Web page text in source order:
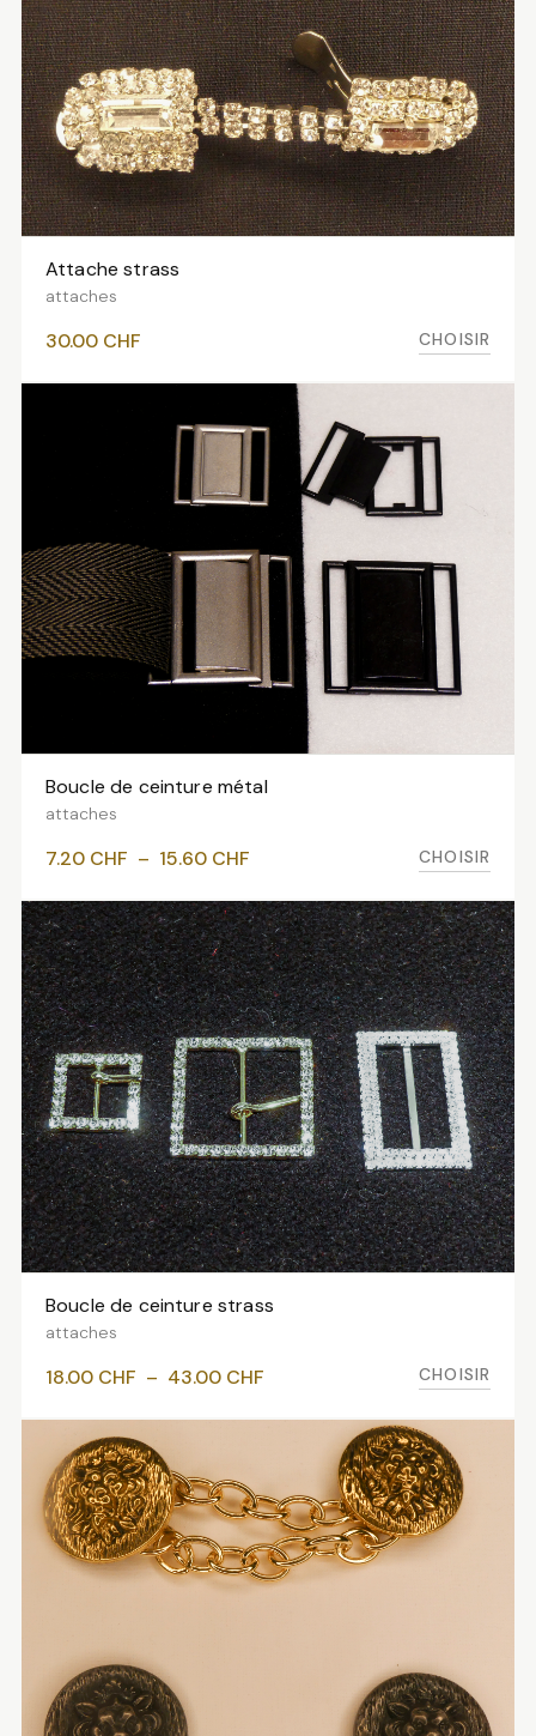
VOIR LES VARIANTES
Attache strass
attaches
30.00 CHF CHOISIR
VOIR LES VARIANTES
Boucle de ceinture métal
attaches
7.20 CHF – 15.60 CHFPlage
prix :
7.20 CHF
à
15.60 CHF
CHOISIR
VOIR LES VARIANTES
Boucle de ceinture strass
attaches
18.00 CHF – 43.00 CHFPlage
18.00 CHF
à
43.00 CHF
CHOISIR